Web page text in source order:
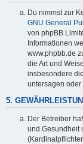
Du nimmst zur
GNU General
von phpBB
Informationen
www.phpbb.de
die Art und
insbesondere
untersagen oder
5.
Der Betreiber
und Gesundheit